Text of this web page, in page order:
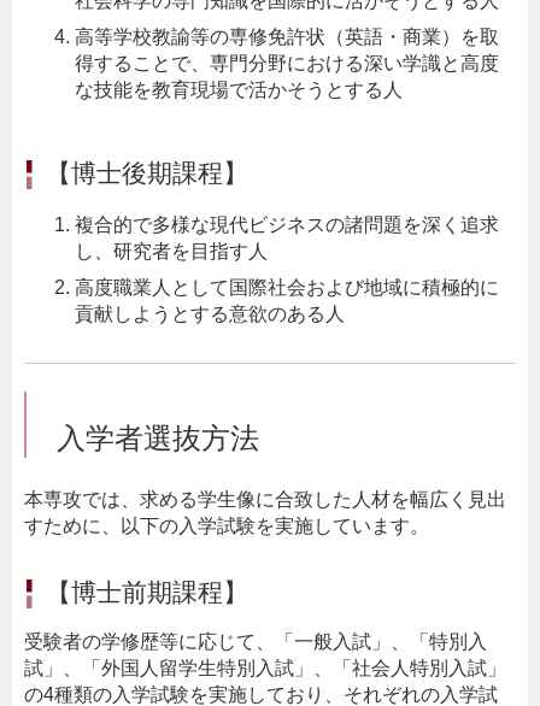
高等学校教諭等の専修免許状（英語・商業）を取
得することで、専門分野における深い学識と高度
な技能を教育現場で活かそうとする人
【博士後期課程】
複合的で多様な現代ビジネスの諸問題を深く追求
し、研究者を目指す人
高度職業人として国際社会および地域に積極的に
貢献しようとする意欲のある人
入学者選抜方法
本専攻では、求める学生像に合致した人材を幅広く見出
すために、以下の入学試験を実施しています。
【博士前期課程】
受験者の学修歴等に応じて、「一般入試」、「特別入
試」、「外国人留学生特別入試」、「社会人特別入試」
の4種類の入学試験を実施しており、それぞれの入学試